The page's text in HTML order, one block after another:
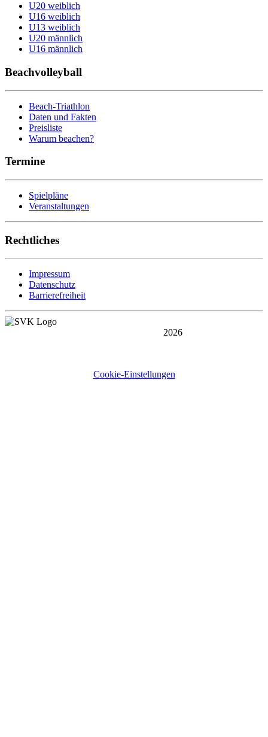
U20 weiblich
U16 weiblich
U13 weiblich
U20 männlich
U16 männlich
Beachvolleyball
Beach-Triathlon
Daten und Fakten
Preisliste
Warum beachen?
Termine
Spielpläne
Veranstaltungen
Rechtliches
Impressum
Datenschutz
Barrierefreiheit
2026
Cookie-Einstellungen